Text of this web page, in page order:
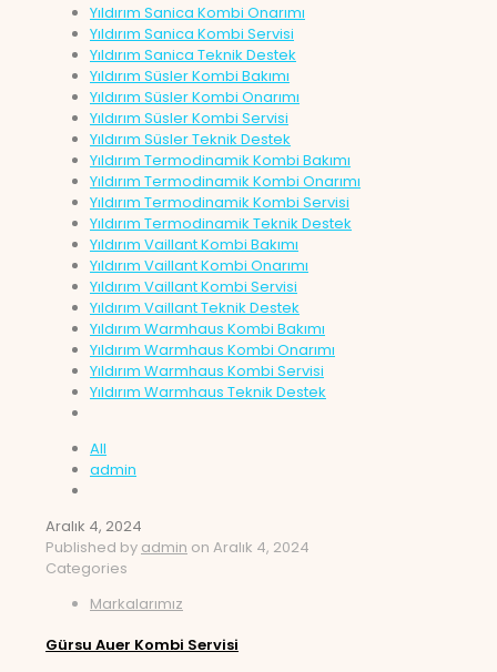
Yıldırım Sanica Kombi Onarımı
Yıldırım Sanica Kombi Servisi
Yıldırım Sanica Teknik Destek
Yıldırım Süsler Kombi Bakımı
Yıldırım Süsler Kombi Onarımı
Yıldırım Süsler Kombi Servisi
Yıldırım Süsler Teknik Destek
Yıldırım Termodinamik Kombi Bakımı
Yıldırım Termodinamik Kombi Onarımı
Yıldırım Termodinamik Kombi Servisi
Yıldırım Termodinamik Teknik Destek
Yıldırım Vaillant Kombi Bakımı
Yıldırım Vaillant Kombi Onarımı
Yıldırım Vaillant Kombi Servisi
Yıldırım Vaillant Teknik Destek
Yıldırım Warmhaus Kombi Bakımı
Yıldırım Warmhaus Kombi Onarımı
Yıldırım Warmhaus Kombi Servisi
Yıldırım Warmhaus Teknik Destek
All
admin
Aralık 4, 2024
Published by admin on Aralık 4, 2024
Categories
Markalarımız
Gürsu Auer Kombi Servisi